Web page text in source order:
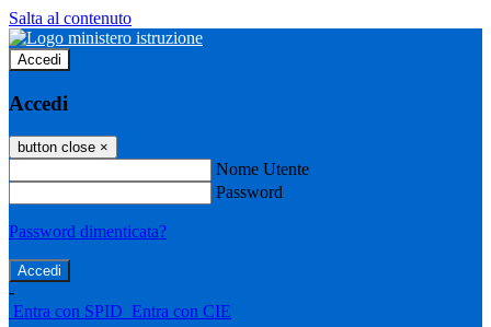
Salta al contenuto
Accedi
Accedi
button close ×
Nome Utente
Password
Password dimenticata?
-
Entra con SPID Entra con CIE